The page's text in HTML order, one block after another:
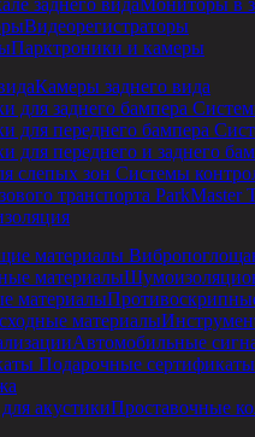
Мониторы в
Видеорегистраторы
Парктроники и камеры
Камеры заднего вида
Системы
Автомобильные
Подарочные сертификаты
Проставочные